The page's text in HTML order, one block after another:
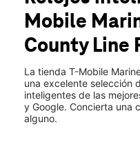
Jue.:10:00 a.m. a
Vie.: 10:00 a.m. a
130 Mariner Blvd Spring
Mobile
County Line
La tienda T-Mobile
una excelente selección
inteligentes de las
y Google. Concierta una
alguno.